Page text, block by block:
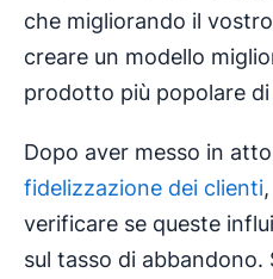
che migliorando il
creare un modello
prodotto più popolare
Dopo aver messo in
fidelizzazione dei clienti
verificare se queste
sul tasso di abbandono.